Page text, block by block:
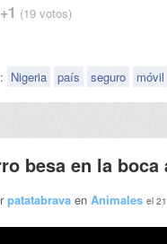
+1 (19 votos)
Nigeria país seguro móvil
besa en la
patatabrava en Animales el